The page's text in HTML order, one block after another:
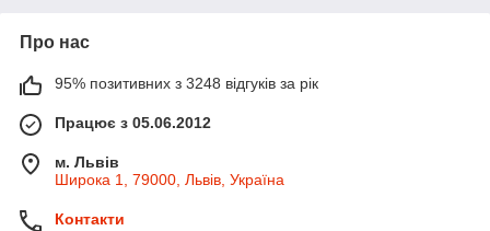
Про нас
95% позитивних з 3248 відгуків за рік
Працює з 05.06.2012
м. Львів
Широка 1, 79000, Львів, Україна
Контакти